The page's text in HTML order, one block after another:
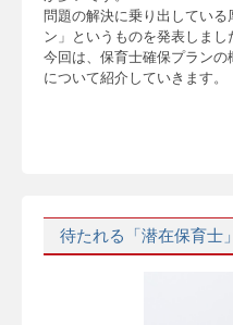
問題の解決に乗り出してい
ン」というものを発表しまし
今回は、保育士確保プラン
について紹介していきます。
待たれる「潜在保育士